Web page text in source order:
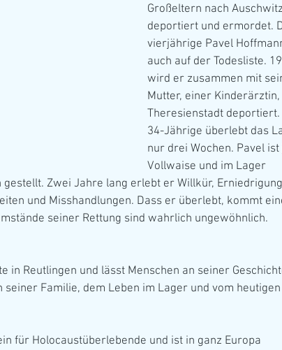
Großeltern nach Auschwitz
deportiert und ermordet.
vierjährige Pavel
auch auf der Todesliste.
wird er zusammen mit
Mutter, einer Kinderärztin,
Theresienstadt deportiert.
34-Jährige überlebt das
nur drei Wochen. Pavel
Vollwaise und im Lager
Zwei Jahre lang erlebt er Willkür,
und Misshandlungen. Dass er überlebt, kommt
seiner Rettung sind wahrlich ungewöhnlich.
in Reutlingen und lässt Menschen an seiner
Familie, dem Leben im Lager und vom heutigen
für Holocaustüberlebende und ist in ganz Europa